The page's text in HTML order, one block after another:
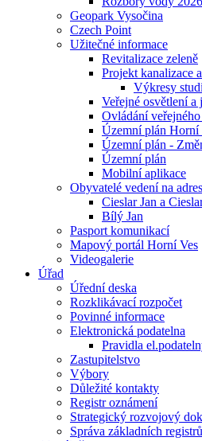
Geopark Vysočina
Czech Point
Užitečné informace
Revitalizace zeleně
Projekt kanalizace
Výkresy
Veřejné osvětlení a
Ovládání
Územní plán Horní
Územní plán -
Územní plán
Mobilní aplikace
Obyvatelé vedení na
Cieslar Jan a
Bílý Jan
Pasport komunikací
Mapový portál Horní Ves
Videogalerie
Úřad
Úřední deska
Rozklikávací rozpočet
Povinné informace
Elektronická podatelna
Pravidla
Zastupitelstvo
Výbory
Důležité kontakty
Registr oznámení
Strategický rozvojový
Správa základních registrů